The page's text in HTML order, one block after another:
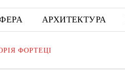
АРХИТЕКТУРА
ФОРТЕЦІ